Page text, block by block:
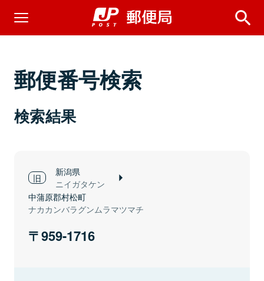
郵便番号検索
検索結果
新潟県
ニイガタケン
中蒲原郡村松町
ナカカンバラグンムラマツマチ
959-1716